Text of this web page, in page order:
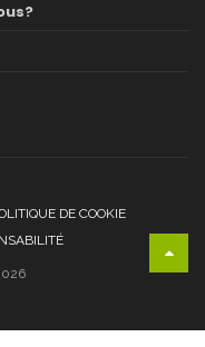
DE COOKIE